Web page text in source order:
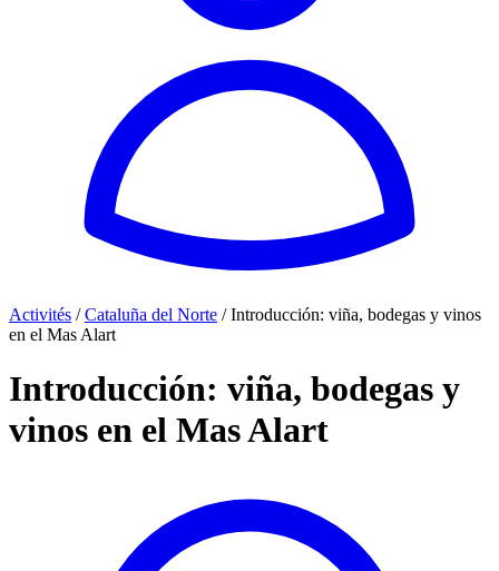
Activités / Cataluña del Norte / Introducción: viña, bodegas y vinos
en el Mas Alart
Introducción: viña, bodegas y
vinos en el Mas Alart